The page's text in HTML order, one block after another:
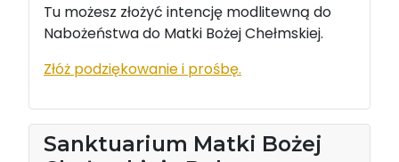
Tu możesz złożyć intencję modlitewną do
Nabożeństwa do Matki Bożej Chełmskiej.
Złóż podziękowanie i prośbę.
Sanktuarium Matki Bożej